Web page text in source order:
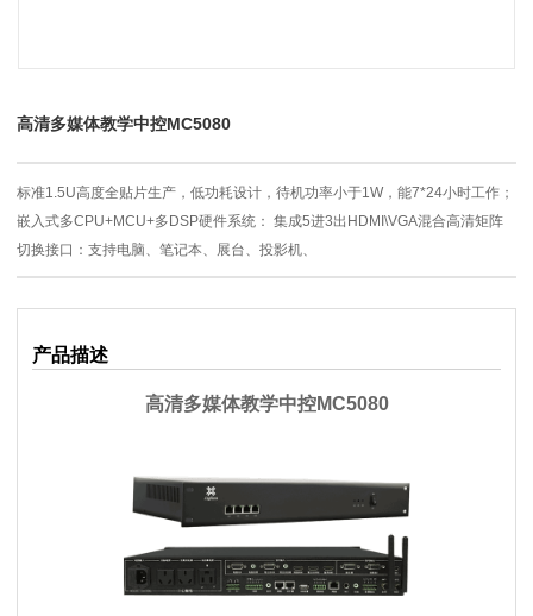
高清多媒体教学中控MC5080
标准1.5U高度全贴片生产，低功耗设计，待机功率小于1W，能7*24小时工作；
嵌入式多CPU+MCU+多DSP硬件系统： 集成5进3出HDMI\VGA混合高清矩阵
切换接口：支持电脑、笔记本、展台、投影机、
产品描述
高清多媒体教学中控MC5080